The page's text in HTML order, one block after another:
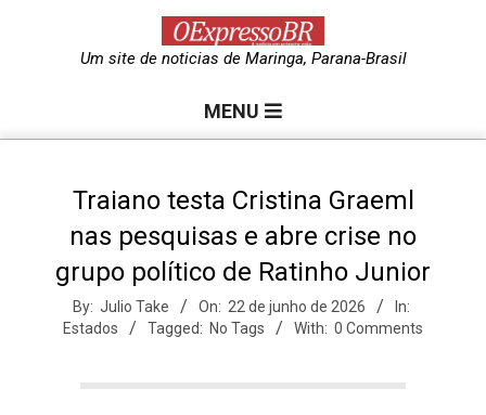
e
Um site de noticias de Maringa, Parana-Brasil
MENU
Traiano testa Cristina Graeml
nas pesquisas e abre crise no
grupo político de Ratinho Junior
By: Julio Take On: 22 de junho de 2026
In:
Estados
Tagged: No Tags With: 0 Comments